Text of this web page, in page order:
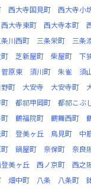
西大寺国見町 西大寺小
西大寺東町 西大寺本町
条川西町 三条栄町 三条
芝新屋町 柴屋町 下
菅原東 須川町 朱雀 須
町 大安寺 大安寺町
都祁甲岡町 都祁こぶ
鶴福院町 鶴舞西町
登美ヶ丘 鳥見町 中
鍋屋町 奈保町 奈良
美ヶ丘 西ノ京町 西之
畑中町 八条 八条町